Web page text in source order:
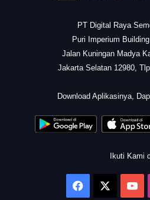
PT Digital Raya
Puri Imperium
Jalan Kuningan Madya
Jakarta Selatan 12980,
Download Aplikasinya,
Ikuti Kami
Facebook